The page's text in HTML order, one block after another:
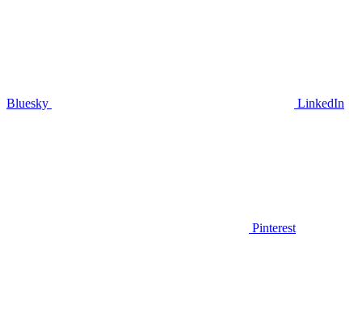
Bluesky LinkedIn
Pinterest